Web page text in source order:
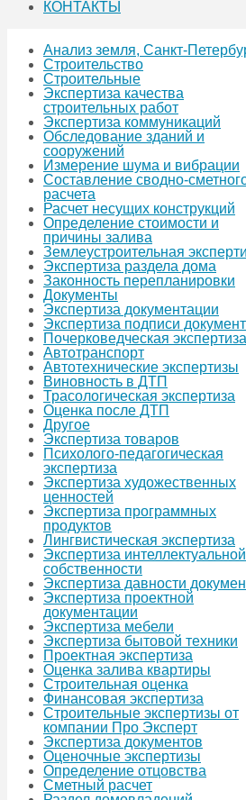
КОНТАКТЫ
Анализ земля, Санкт-
Строительство
Строительные
Экспертиза качества
строительных работ
Экспертиза коммуникаций
Обследование зданий и
сооружений
Измерение шума и вибрации
Составление сводно-
расчета
Расчет несущих конструкций
Определение стоимости и
причины залива
Землеустроительная
Экспертиза раздела дома
Законность перепланировки
Документы
Экспертиза документации
Экспертиза подписи
Почерковедческая экспертиза
Автотранспорт
Автотехнические экспертизы
Виновность в ДТП
Трасологическая экспертиза
Оценка после ДТП
Другое
Экспертиза товаров
Психолого-педагогическая
экспертиза
Экспертиза художественных
ценностей
Экспертиза программных
продуктов
Лингвистическая экспертиза
Экспертиза интеллектуальной
собственности
Экспертиза давности
Экспертиза проектной
документации
Экспертиза мебели
Экспертиза бытовой техники
Проектная экспертиза
Оценка залива квартиры
Строительная оценка
Финансовая экспертиза
Строительные экспертизы от
компании Про Эксперт
Экспертиза документов
Оценочные экспертизы
Определение отцовства
Сметный расчет